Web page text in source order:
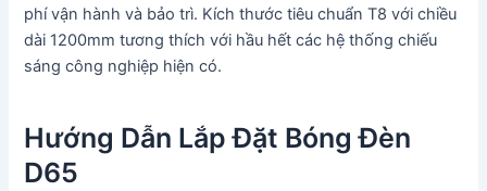
phí vận hành và bảo trì. Kích thước tiêu chuẩn T8 với chiều
dài 1200mm tương thích với hầu hết các hệ thống chiếu
sáng công nghiệp hiện có.
Hướng Dẫn Lắp Đặt Bóng Đèn
D65